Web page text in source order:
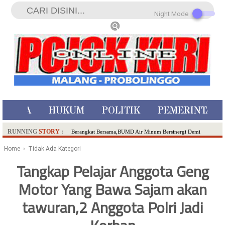
HUKUM POLITIK
RUNNING STORY : Berangkat Bersama,BUMD Air Minum Bersinergi Demi
Ditangkap di Kediri,Satu Buron
SDN Sumberejo 02 Kota Batu Kembangkan Program Inovasi
Literasi Melalui LASKAR JODA, Usung Filosofi Gelar Sehelai
Tikar
Ambulance Dari Berbagai Daerah Padati Kota Wisata Batu
Home › Tidak Ada Kategori
Tangkap Pelajar Anggota Geng
Motor Yang Bawa Sajam akan
tawuran,2 Anggota Polri Jadi
Night Mode